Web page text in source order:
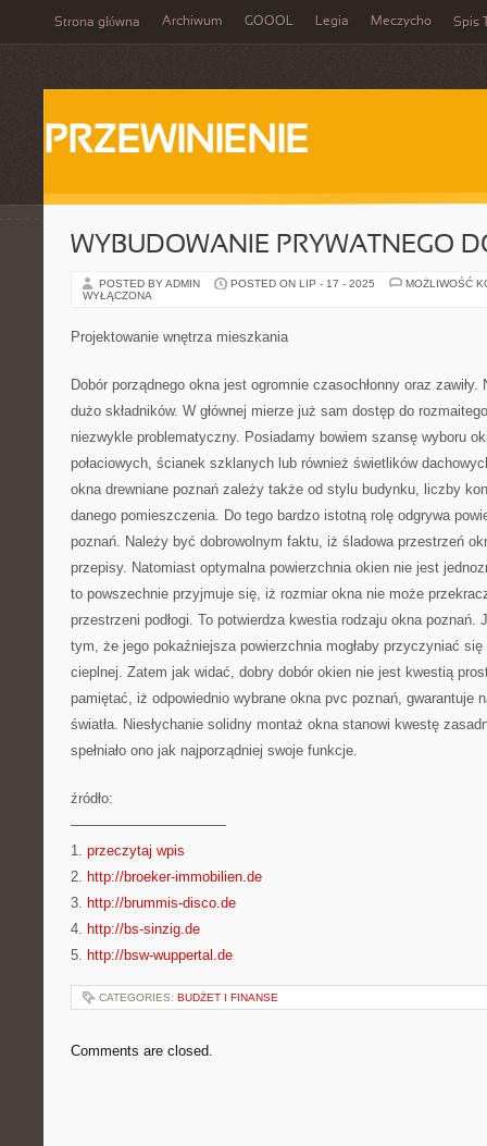
Strona główna Archiwum GOOOL Legia Meczycho Spis
PRZEWINIENIE
WYBUDOWANIE PRYWATNEGO
POSTED BY ADMIN POSTED ON LIP - 17 - 2025
MOŻLIWOŚĆ
WYŁĄCZONA
Projektowanie wnętrza mieszkania
Dobór porządnego okna jest ogromnie czasochłonny oraz zawiły.
dużo składników. W głównej mierze już sam dostęp do
niezwykle problematyczny. Posiadamy bowiem szansę wyboru
połaciowych, ścianek szklanych lub również świetlików
okna drewniane poznań zależy także od stylu budynku, liczby
danego pomieszczenia. Do tego bardzo istotną rolę odgrywa
poznań. Należy być dobrowolnym faktu, iż śladowa przestrzeń
przepisy. Natomiast optymalna powierzchnia okien nie jest
to powszechnie przyjmuje się, iż rozmiar okna nie może
przestrzeni podłogi. To potwierdza kwestia rodzaju okna poznań.
tym, że jego pokaźniejsza powierzchnia mogłaby przyczyniać
cieplnej. Zatem jak widać, dobry dobór okien nie jest kwestią
pamiętać, iż odpowiednio wybrane okna pvc poznań, gwarantuje
światła. Niesłychanie solidny montaż okna stanowi kwestę
spełniało ono jak najporządniej swoje funkcje.
źródło:
———————————
1. przeczytaj wpis
2. http://broeker-immobilien.de
3. http://brummis-disco.de
4. http://bs-sinzig.de
5. http://bsw-wuppertal.de
CATEGORIES: BUDŻET I FINANSE
Comments are closed.